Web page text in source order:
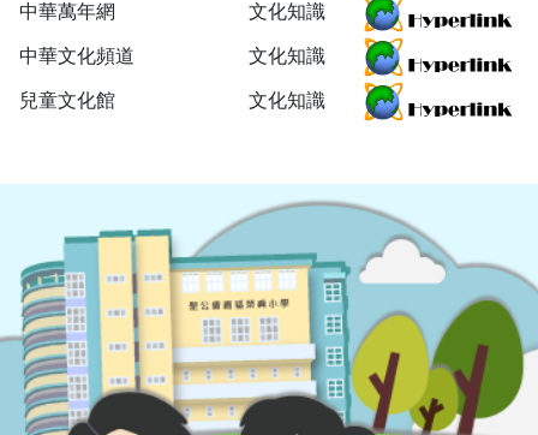
中華萬年網 文化知識
中華文化頻道 文化知識
兒童文化館 文化知識